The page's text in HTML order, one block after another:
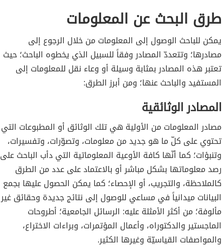
طرق البحث عن المعلومات
يمكن للباحث الوصول إلى المعلومات من خلال الرجوع إلى
مصادرها؛ وتتعددّ المصادر وفقاً للسبيل الذي يخطوه الباحث؛ حيث
تعتبر هذه المصادر بمثابة وسيلة أو وعاء نقل للمعلومات إلى
المستفيد والباحث عنها؛ ومن أبرز الطرق:
المصادر الوثائقية
مصادر المعلومات من الأولية هي تلك الوثائق أو المطبوعات التي
تحتوي على كلّ ما هو جديد من معلومات، وتصوّرات، وتفسيرات،
وتنبؤات؛ كما أنّها كافة الأوعية المعلوماتية التي دأب الباحث على
رصد معلوماتها بشكل مباشر أو بالاعتماد على عدد من الطرق
كالملاحظة، والتجريب، أو الإحصاء؛ كما يمكن الحصول عليها بجمع
البيانات ميدانياً في مساعي للوصول إلى نتائج جديدة وحقائق غير
مألوفة؛ من أكثر الأمثلة عليه: الرسائل الجامعية؛ أطروحات
الماجستير والدكتوراه، وأعمال المؤتمرات، وبراءات الاختراع،
والمواصفات القياسيّة وغيرها الكثير.